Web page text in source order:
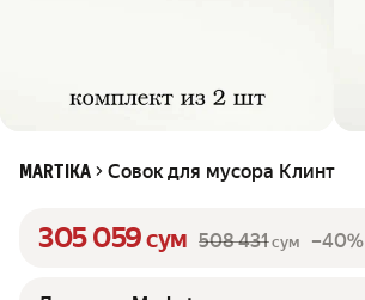
MARTIKA Совок для мусора Клинт
305 059сум 508 431сум –40%